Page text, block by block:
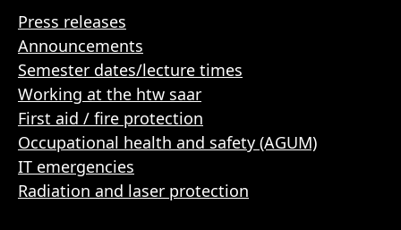
Press releases
Announcements
Semester dates/lecture times
Working at the htw saar
First aid / fire protection
Occupational health and safety (AGUM)
IT emergencies
Radiation and laser protection